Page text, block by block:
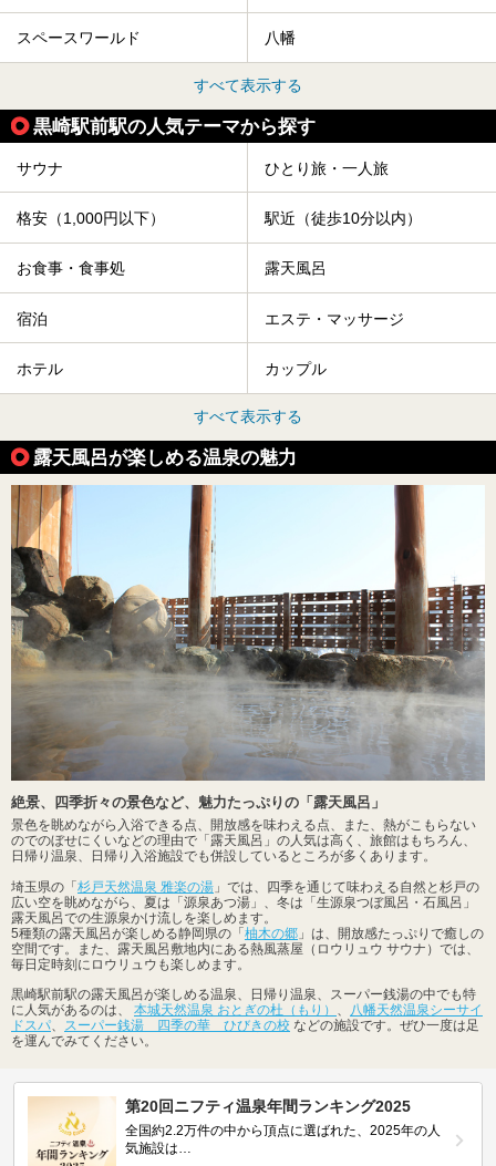
スペースワールド 八幡
すべて表示する
黒崎駅前駅の人気テーマから探す
サウナ ひとり旅・一人旅
格安（1,000円以下） 駅近（徒歩10分以内）
お食事・食事処 露天風呂
宿泊 エステ・マッサージ
ホテル カップル
すべて表示する
露天風呂が楽しめる温泉の魅力
絶景、四季折々の景色など、魅力たっぷりの「露天風呂」
景色を眺めながら入浴できる点、開放感を味わえる点、また、熱がこもらない
のでのぼせにくいなどの理由で「露天風呂」の人気は高く、旅館はもちろん、
日帰り温泉、日帰り入浴施設でも併設しているところが多くあります。
埼玉県の「 杉戸天然温泉 雅楽の湯 」では、四季を通じて味わえる自然と杉戸の
広い空を眺めながら、夏は「源泉あつ湯」、冬は「生源泉つぼ風呂・石風呂」
露天風呂での生源泉かけ流しを楽しめます。
5種類の露天風呂が楽しめる静岡県の「 柚木の郷 」は、開放感たっぷりで癒しの
空間です。また、露天風呂敷地内にある熱風蒸屋（ロウリュウ サウナ）では、
毎日定時刻にロウリュウも楽しめます。
黒崎駅前駅の露天風呂が楽しめる温泉、日帰り温泉、スーパー銭湯の中でも特
に人気があるのは、 本城天然温泉 おとぎの杜（もり） 、 八幡天然温泉シーサイ
ドスパ、 スーパー銭湯 四季の華 ひびきの校 などの施設です。ぜひ一度は足
を運んでみてください。
第20回ニフティ温泉年間ランキング2025
全国約2.2万件の中から頂点に選ばれた、2025年の人
気施設は…